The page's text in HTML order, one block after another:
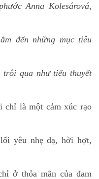
Anna Kolesárová,
đến những mục tiêu
trôi qua như tiểu thuyết
chỉ là một cảm xúc rạo
yêu nhẹ dạ, hời hợt,
ở thỏa mãn của đam